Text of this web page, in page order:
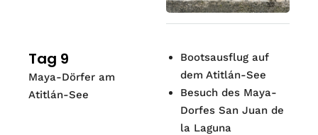
Tag 9
Maya-Dörfer am
Atitlán-See
Bootsausflug auf
dem Atitlán-See
Besuch des Maya-
Dorfes San Juan de
la Laguna